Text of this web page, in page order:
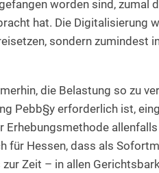
worden sind, zumal
hat. Die Digitalisierung
sondern zumindest
die Belastung so zu
Pebb§y erforderlich ist,
Erhebungsmethode
für Hessen, dass als
Zeit – in allen